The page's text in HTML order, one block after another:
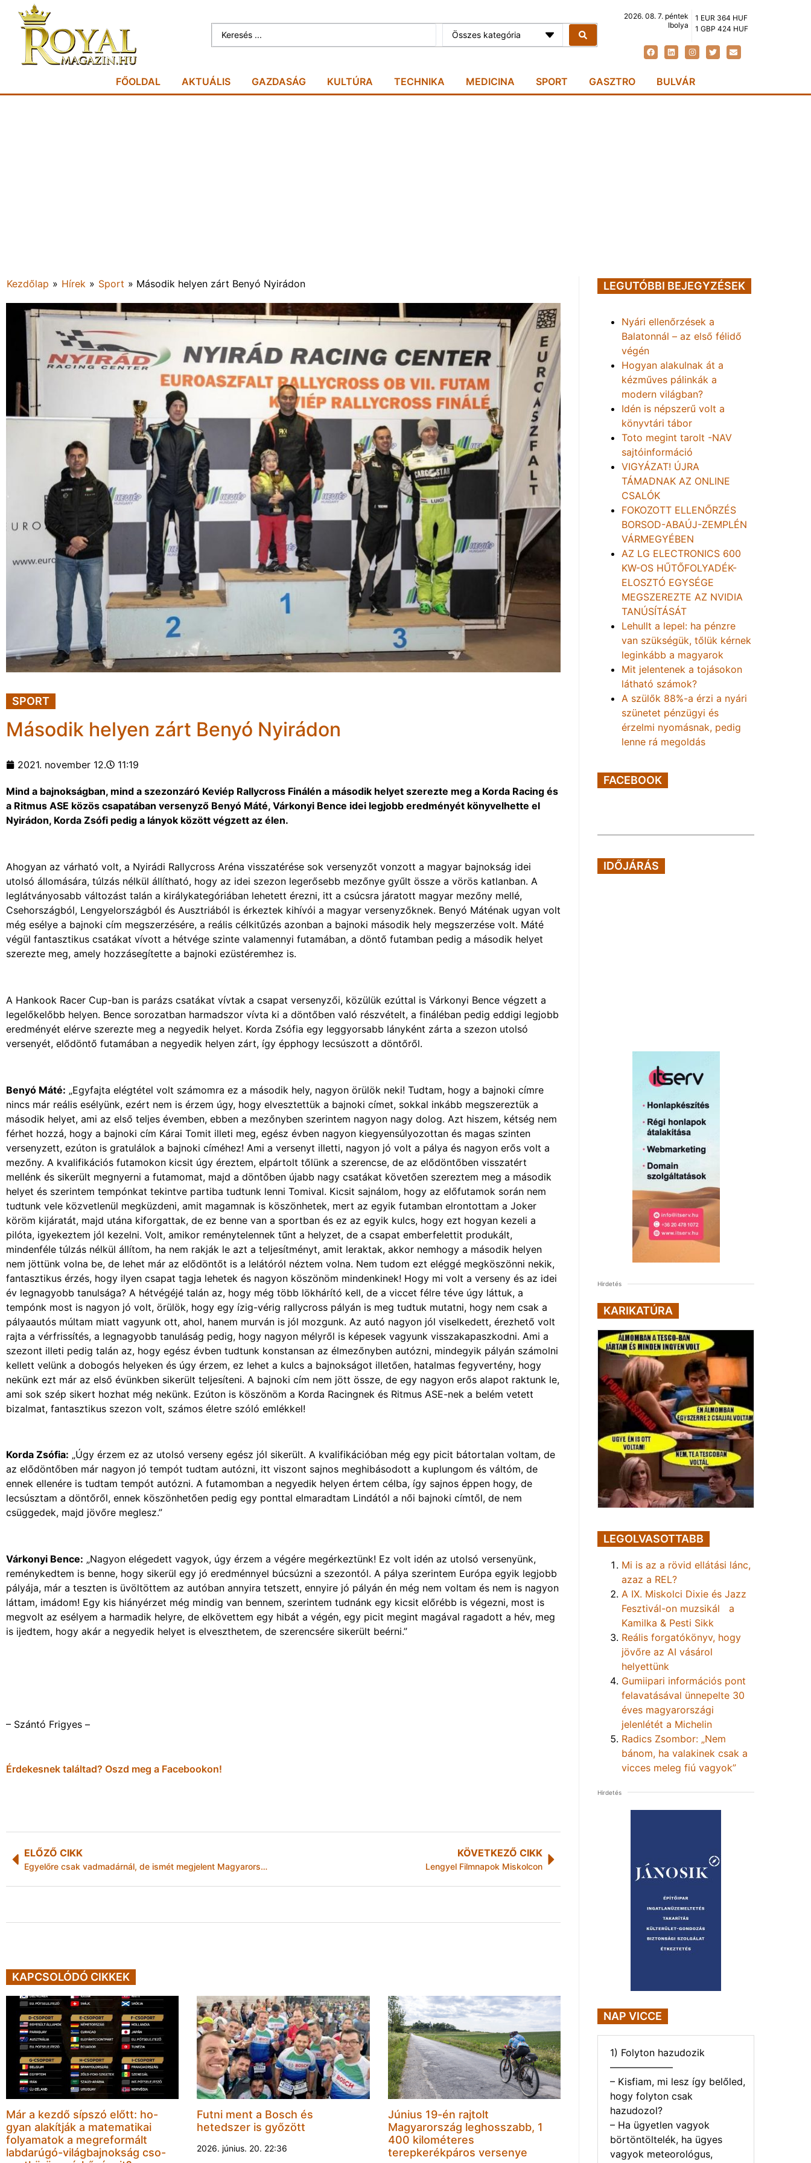
Összes kategória
2026. 08. 7. péntek
Ibolya
1 EUR 364 HUF
1 GBP 424 HUF
FŐOLDAL AKTUÁLIS GAZDASÁG KULTÚRA TECHNIKA MEDICINA SPORT GASZTRO BULVÁR
Kezdőlap » Hírek » Sport » Második helyen zárt Benyó Nyirádon
SPORT
Második helyen zárt Benyó Nyirádon
2021. november 12. 11:19
Mind a bajnokságban, mind a szezonzáró Keviép Rallycross Finálén a második helyet szerezte meg a Korda Racing és
a Ritmus ASE közös csapatában versenyző Benyó Máté, Várkonyi Bence idei legjobb eredményét könyvelhette el
Nyirádon, Korda Zsófi pedig a lányok között végzett az élen.
Ahogyan az várható volt, a Nyirádi Rallycross Aréna visszatérése sok versenyzőt vonzott a magyar bajnokság idei
utolsó állomására, túlzás nélkül állítható, hogy az idei szezon legerősebb mezőnye gyűlt össze a vörös katlanban. A
leglátványosabb változást talán a királykategóriában lehetett érezni, itt a csúcsra járatott magyar mezőny mellé,
Csehországból, Lengyelországból és Ausztriából is érkeztek kihívói a magyar versenyzőknek. Benyó Máténak ugyan volt
még esélye a bajnoki cím megszerzésére, a reális célkitűzés azonban a bajnoki második hely megszerzése volt. Máté
végül fantasztikus csatákat vívott a hétvége szinte valamennyi futamában, a döntő futamban pedig a második helyet
szerezte meg, amely hozzásegítette a bajnoki ezüstéremhez is.
A Hankook Racer Cup-ban is parázs csatákat vívtak a csapat versenyzői, közülük ezúttal is Várkonyi Bence végzett a
legelőkelőbb helyen. Bence sorozatban harmadszor vívta ki a döntőben való részvételt, a fináléban pedig eddigi legjobb
eredményét elérve szerezte meg a negyedik helyet. Korda Zsófia egy leggyorsabb lányként zárta a szezon utolsó
versenyét, elődöntő futamában a negyedik helyen zárt, így épphogy lecsúszott a döntőről.
Benyó Máté: „Egyfajta elégtétel volt számomra ez a második hely, nagyon örülök neki! Tudtam, hogy a bajnoki címre
nincs már reális esélyünk, ezért nem is érzem úgy, hogy elvesztettük a bajnoki címet, sokkal inkább megszereztük a
második helyet, ami az első teljes évemben, ebben a mezőnyben szerintem nagyon nagy dolog. Azt hiszem, kétség nem
férhet hozzá, hogy a bajnoki cím Kárai Tomit illeti meg, egész évben nagyon kiegyensúlyozottan és magas szinten
versenyzett, ezúton is gratulálok a bajnoki címéhez! Ami a versenyt illetti, nagyon jó volt a pálya és nagyon erős volt a
mezőny. A kvalifikációs futamokon kicsit úgy éreztem, elpártolt tőlünk a szerencse, de az elődöntőben visszatért
mellénk és sikerült megnyerni a futamomat, majd a döntőben újabb nagy csatákat követően szereztem meg a második
helyet és szerintem tempónkat tekintve partiba tudtunk lenni Tomival. Kicsit sajnálom, hogy az előfutamok során nem
tudtunk vele közvetlenül megküzdeni, amit magamnak is köszönhetek, mert az egyik futamban elrontottam a Joker
köröm kijáratát, majd utána kiforgattak, de ez benne van a sportban és ez az egyik kulcs, hogy ezt hogyan kezeli a
pilóta, igyekeztem jól kezelni. Volt, amikor reménytelennek tűnt a helyzet, de a csapat emberfelettit produkált,
mindenféle túlzás nélkül állítom, ha nem rakják le azt a teljesítményt, amit leraktak, akkor nemhogy a második helyen
nem jöttünk volna be, de lehet már az elődöntőt is a lelátóról néztem volna. Nem tudom ezt eléggé megköszönni nekik,
fantasztikus érzés, hogy ilyen csapat tagja lehetek és nagyon köszönöm mindenkinek! Hogy mi volt a verseny és az idei
év legnagyobb tanulsága? A hétvégéjé talán az, hogy még több lökhárító kell, de a viccet félre téve úgy láttuk, a
tempónk most is nagyon jó volt, örülök, hogy egy ízig-vérig rallycross pályán is meg tudtuk mutatni, hogy nem csak a
pályaautós múltam miatt vagyunk ott, ahol, hanem murván is jól mozgunk. Az autó nagyon jól viselkedett, érezhető volt
rajta a vérfrissítés, a legnagyobb tanuláság pedig, hogy nagyon mélyről is képesek vagyunk visszakapaszkodni. Ami a
szezont illeti pedig talán az, hogy egész évben tudtunk konstansan az élmezőnyben autózni, mindegyik pályán számolni
kellett velünk a dobogós helyeken és úgy érzem, ez lehet a kulcs a bajnokságot illetően, hatalmas fegyvertény, hogy
nekünk ezt már az első évünkben sikerült teljesíteni. A bajnoki cím nem jött össze, de egy nagyon erős alapot raktunk le,
ami sok szép sikert hozhat még nekünk. Ezúton is köszönöm a Korda Racingnek és Ritmus ASE-nek a belém vetett
bizalmat, fantasztikus szezon volt, számos életre szóló emlékkel!
Korda Zsófia: „Úgy érzem ez az utolsó verseny egész jól sikerült. A kvalifikációban még egy picit bátortalan voltam, de
az elődöntőben már nagyon jó tempót tudtam autózni, itt viszont sajnos meghibásodott a kuplungom és váltóm, de
ennek ellenére is tudtam tempót autózni. A futamomban a negyedik helyen értem célba, így sajnos éppen hogy, de
lecsúsztam a döntőről, ennek köszönhetően pedig egy ponttal elmaradtam Lindától a női bajnoki címtől, de nem
csüggedek, majd jövőre meglesz.”
Várkonyi Bence: „Nagyon elégedett vagyok, úgy érzem a végére megérkeztünk! Ez volt idén az utolsó versenyünk,
reménykedtem is benne, hogy sikerül egy jó eredménnyel búcsúzni a szezontól. A pálya szerintem Európa egyik legjobb
pályája, már a teszten is üvöltöttem az autóban annyira tetszett, ennyire jó pályán én még nem voltam és nem is nagyon
láttam, imádom! Egy kis hiányérzet még mindig van bennem, szerintem tudnánk egy kicsit előrébb is végezni, most is
megvolt az esélyem a harmadik helyre, de elkövettem egy hibát a végén, egy picit megint magával ragadott a hév, meg
is ijedtem, hogy akár a negyedik helyet is elveszthetem, de szerencsére sikerült beérni.”
– Szántó Frigyes –
Érdekesnek találtad? Oszd meg a Facebookon!
ELŐZŐ CIKK
Egyelőre csak vadmadárnál, de ismét megjelent Magyarországon a madárinfluenza
KÖVETKEZŐ CIKK
Lengyel Filmnapok Miskolcon
KAPCSOLÓDÓ CIKKEK
Már a kezdő sípszó előtt: ho-
gyan alakítják a matematikai
folyamatok a megreformált
labdarúgó-világbajnokság cso-
Futni ment a Bosch és
hetedszer is győzött
2026. június. 20. 22:36
Június 19-én rajtolt
Magyarország leghosszabb, 1
400 kilométeres
terepkerékpáros versenye
LEGUTÓBBI BEJEGYZÉSEK
Nyári ellenőrzések a
Balatonnál – az első félidő
végén
Hogyan alakulnak át a
kézműves pálinkák a
modern világban?
Idén is népszerű volt a
könyvtári tábor
Toto megint tarolt -NAV
sajtóinformáció
VIGYÁZAT! ÚJRA
TÁMADNAK AZ ONLINE
CSALÓK
FOKOZOTT ELLENŐRZÉS
BORSOD-ABAÚJ-ZEMPLÉN
VÁRMEGYÉBEN
AZ LG ELECTRONICS 600
KW-OS HŰTŐFOLYADÉK-
ELOSZTÓ EGYSÉGE
MEGSZEREZTE AZ NVIDIA
TANÚSÍTÁSÁT
Lehullt a lepel: ha pénzre
van szükségük, tőlük kérnek
leginkább a magyarok
Mit jelentenek a tojásokon
látható számok?
A szülők 88%-a érzi a nyári
szünetet pénzügyi és
érzelmi nyomásnak, pedig
lenne rá megoldás
FACEBOOK
IDŐJÁRÁS
Hirdetés
KARIKATÚRA
LEGOLVASOTTABB
Mi is az a rövid ellátási lánc,
azaz a REL?
A IX. Miskolci Dixie és Jazz
Fesztivál-on muzsikál a
Kamilka & Pesti Sikk
Reális forgatókönyv, hogy
jövőre az AI vásárol
helyettünk
Gumiipari információs pont
felavatásával ünnepelte 30
éves magyarországi
jelenlétét a Michelin
Radics Zsombor: „Nem
bánom, ha valakinek csak a
vicces meleg fiú vagyok”
Hirdetés
NAP VICCE
1) Folyton hazudozik
——————–
– Kisfiam, mi lesz így belőled,
hogy folyton csak
hazudozol?
– Ha ügyetlen vagyok
börtöntöltelék, ha ügyes
vagyok meteorológus,